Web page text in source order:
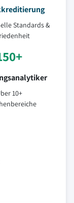
Standards &
10+